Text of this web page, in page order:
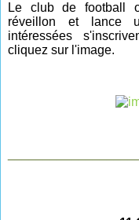
Le club de football
réveillon et lance
intéressées
cliquez sur l'image.